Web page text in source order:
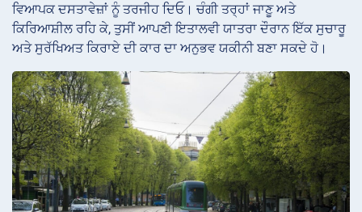
ਵਿਆਪਕ ਦਸਤਾਵੇਜ਼ਾਂ ਨੂੰ ਤਰਜੀਹ ਦਿਓ। ਚੰਗੀ ਤਰ੍ਹਾਂ ਜਾਣੂ ਅਤੇ
ਕਿਰਿਆਸ਼ੀਲ ਰਹਿ ਕੇ, ਤੁਸੀਂ ਆਪਣੀ ਇਤਾਲਵੀ ਯਾਤਰਾ ਦੌਰਾਨ ਇੱਕ ਸੁਚਾਰੂ
ਅਤੇ ਸੁਰੱਖਿਅਤ ਕਿਰਾਏ ਦੀ ਕਾਰ ਦਾ ਅਨੁਭਵ ਯਕੀਨੀ ਬਣਾ ਸਕਦੇ ਹੋ।